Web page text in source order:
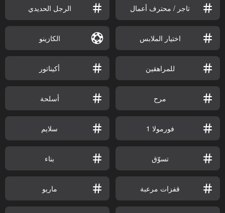
تاجر / محترف أعمال الرجل الحديدي
اختيار الملابس الكازينو
للمراهقين أكيناتور
مرح أسلحة
فورمولا 1 سلايم
تسوّق بناء
قفزات مرعبة ماريو